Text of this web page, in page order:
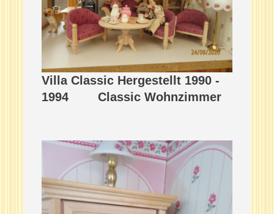
Villa Classic Hergestellt 1990 -
1994 Classic Wohnzimmer